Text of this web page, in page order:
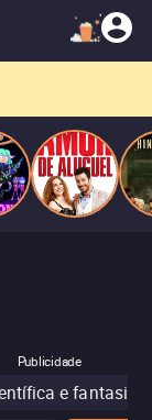
Publicidade
e fantasia